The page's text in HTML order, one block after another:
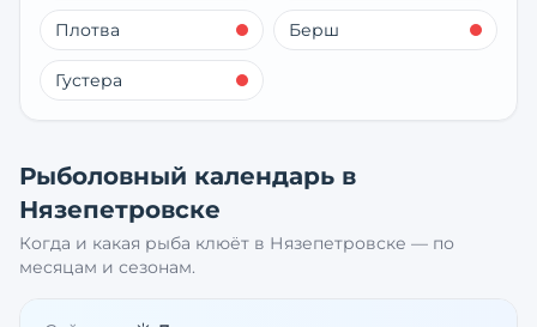
Плотва Берш
Густера
Рыболовный календарь в
Нязепетровске
Когда и какая рыба клюёт в Нязепетровске — по
месяцам и сезонам.